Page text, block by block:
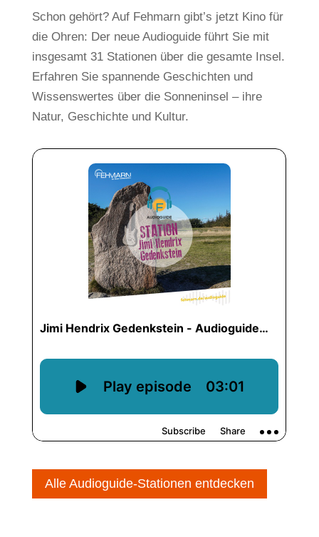
Schon gehört? Auf Fehmarn gibt’s jetzt Kino für
die Ohren: Der neue Audioguide führt Sie mit
insgesamt 31 Stationen über die gesamte Insel.
Erfahren Sie spannende Geschichten und
Wissenswertes über die Sonneninsel – ihre
Natur, Geschichte und Kultur.
Alle Audioguide-Stationen entdecken